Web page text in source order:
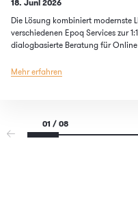
18. Juni 2026
Die Lösung kombiniert modernste
verschiedenen Epoq Services zur
dialogbasierte Beratung für Online
Mehr erfahren
01 / 08